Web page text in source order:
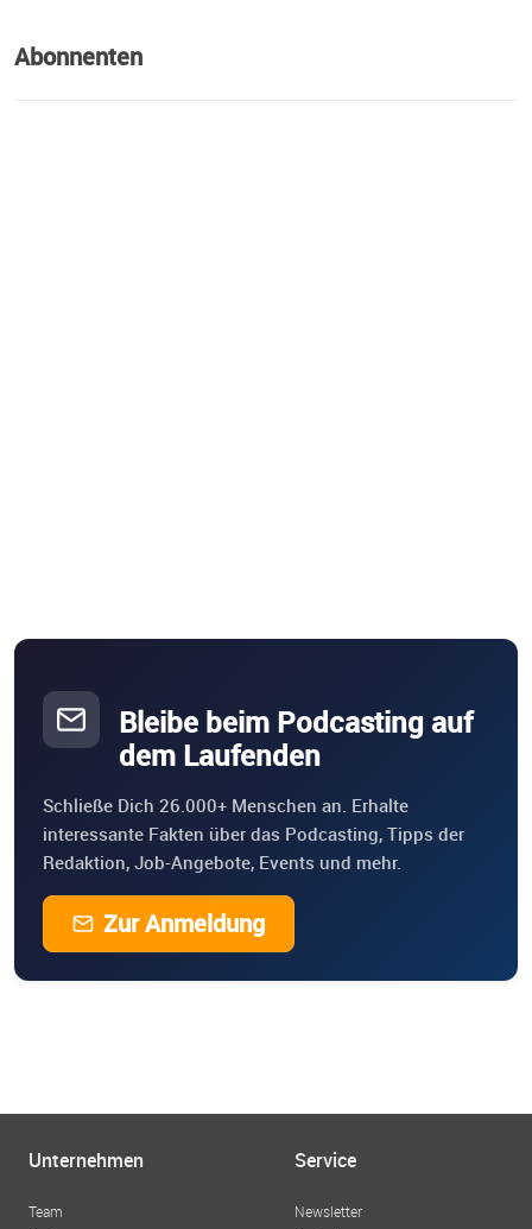
Abonnenten
Bleibe beim Podcasting auf
dem Laufenden
Schließe Dich 26.000+ Menschen an. Erhalte
interessante Fakten über das Podcasting, Tipps der
Redaktion, Job-Angebote, Events und mehr.
Zur Anmeldung
Unternehmen
Team
Service
Newsletter